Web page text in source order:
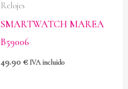
Relojes
SMARTWATCH MAREA
B59006
49.90 € IVA incluido